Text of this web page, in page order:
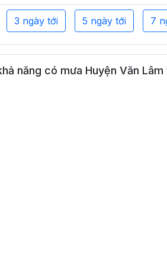
3 ngày tới 5 ngày tới 7
năng có mưa Huyện Văn Lâm